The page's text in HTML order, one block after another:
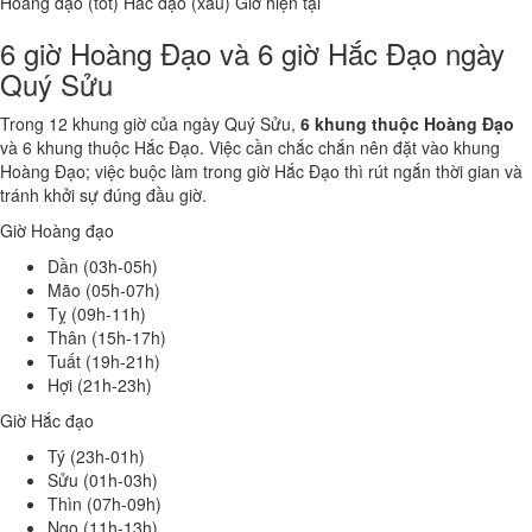
6 giờ Hoàng Đạo và 6 giờ Hắc Đạo ngày
Quý Sửu
Trong 12 khung giờ của ngày Quý Sửu, 6 khung thuộc Hoàng Đạo
và 6 khung thuộc Hắc Đạo. Việc cần chắc chắn nên đặt vào khung
Hoàng Đạo; việc buộc làm trong giờ Hắc Đạo thì rút ngắn thời gian và
tránh khởi sự đúng đầu giờ.
Giờ Hoàng đạo
Dần (03h-05h)
Mão (05h-07h)
Tỵ (09h-11h)
Thân (15h-17h)
Tuất (19h-21h)
Hợi (21h-23h)
Giờ Hắc đạo
Tý (23h-01h)
Sửu (01h-03h)
Thìn (07h-09h)
Ngọ (11h-13h)